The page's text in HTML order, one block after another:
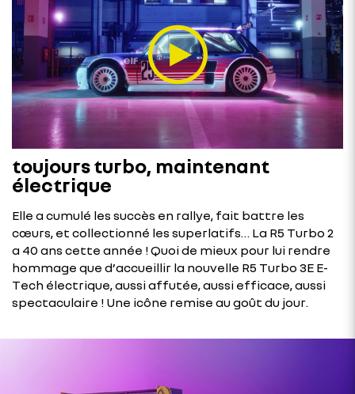
toujours turbo, maintenant
électrique
Elle a cumulé les succès en rallye, fait battre les
cœurs, et collectionné les superlatifs… La R5 Turbo 2
a 40 ans cette année ! Quoi de mieux pour lui rendre
hommage que d’accueillir la nouvelle R5 Turbo 3E E-
Tech électrique, aussi affutée, aussi efficace, aussi
spectaculaire ! Une icône remise au goût du jour.